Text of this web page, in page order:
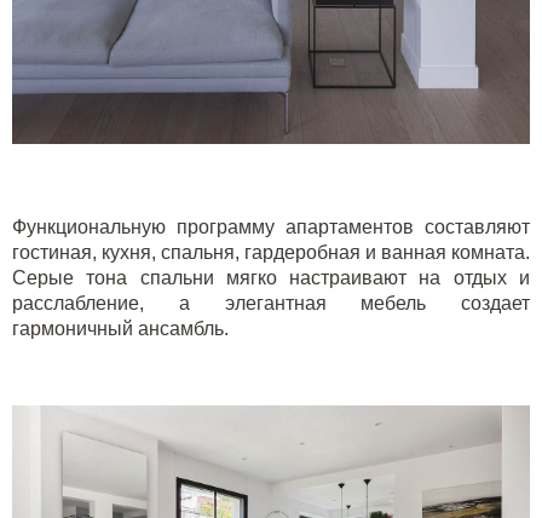
Функциональную программу апартаментов составляют
гостиная, кухня, спальня, гардеробная и ванная комната.
Серые тона спальни мягко настраивают на отдых и
расслабление, а элегантная мебель создает
гармоничный ансамбль.